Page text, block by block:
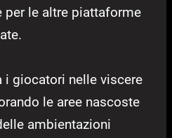
per le altre piattaforme
giocatori nelle viscere
le aree nascoste
ambientazioni